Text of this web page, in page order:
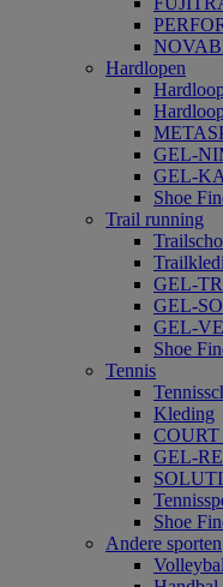
Hardlopen
GEL-
GEL-
Shoe
Trail running
GEL-
GEL-
GEL-
Shoe
Tennis
Kleding
GEL-
Shoe
Andere sporten
Volleybal